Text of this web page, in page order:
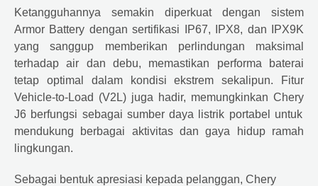
Ketangguhannya semakin diperkuat dengan sistem
Armor Battery dengan sertifikasi IP67, IPX8, dan IPX9K
yang sanggup memberikan perlindungan maksimal
terhadap air dan debu, memastikan performa baterai
tetap optimal dalam kondisi ekstrem sekalipun. Fitur
Vehicle-to-Load (V2L) juga hadir, memungkinkan Chery
J6 berfungsi sebagai sumber daya listrik portabel untuk
mendukung berbagai aktivitas dan gaya hidup ramah
lingkungan.
Sebagai bentuk apresiasi kepada pelanggan, Chery